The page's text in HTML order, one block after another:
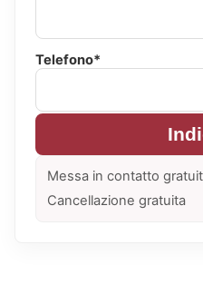
Telefono*
Messa in contatto
Cancellazione gratuita